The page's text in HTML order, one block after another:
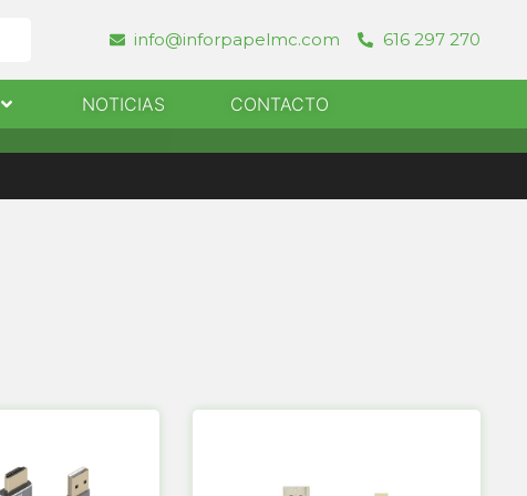
info@inforpapelmc.com 616 297 270
Abrir InformaticaNOTICIAS CONTACTO